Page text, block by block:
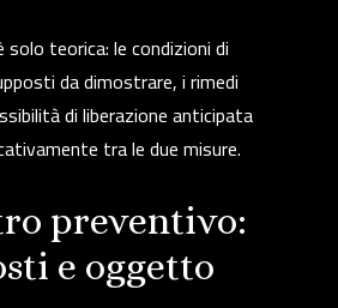
teorica: le condizioni di
da dimostrare, i rimedi
di liberazione anticipata
tra le due misure.
preventivo:
e oggetto